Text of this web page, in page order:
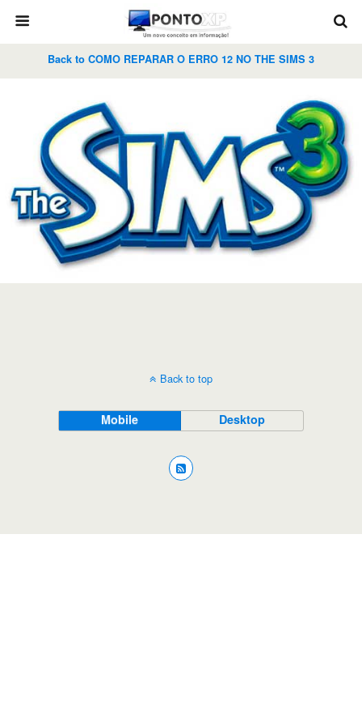
Back to COMO REPARAR O ERRO 12 NO THE SIMS 3
Back to top
Mobile Desktop